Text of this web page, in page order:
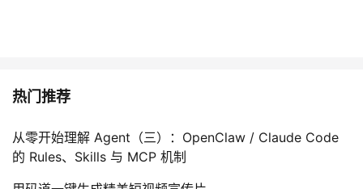
热门推荐
从零开始理解 Agent（三）：OpenClaw / Claude Code
的 Rules、Skills 与 MCP 机制